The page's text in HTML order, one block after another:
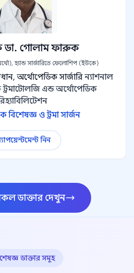
ডা. গোলাম ফারুক
হ্যান্ড সার্জারিতে ফেলোশিপ (ইউকে)
অর্থোপেডিক সার্জারি ন্যাশনাল
এন্ড অর্থোপেডিক
বিশেষজ্ঞ ও ট্রমা সার্জন
নিন
ডাক্তার দেখুন
ডাক্তার সমূহ